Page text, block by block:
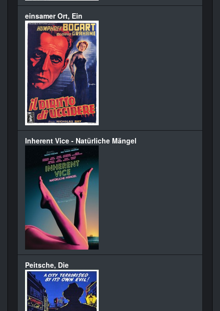
einsamer Ort, Ein
Inherent Vice - Natürliche Mängel
Peitsche, Die